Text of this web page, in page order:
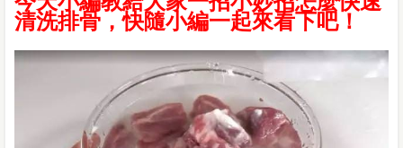
清洗排骨，快隨小編一起來看下吧！